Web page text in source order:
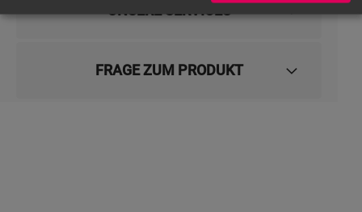
UNSERE SERVICES
FRAGE ZUM PRODUKT